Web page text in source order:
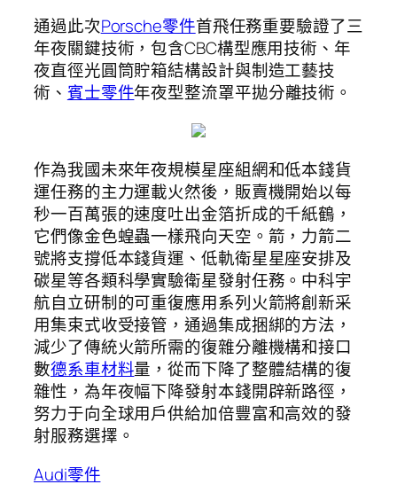
通過此次Porsche零件首飛任務重要驗證了三
年夜關鍵技術，包含CBC構型應用技術、年
夜直徑光圓筒貯箱結構設計與制造工藝技
術、 賓士零件年夜型整流罩平拋分離技術。
作為我國未來年夜規模星座組網和低本錢貨
運任務的主力運載火然後，販賣機開始以每
秒一百萬張的速度吐出金箔折成的千紙鶴，
它們像金色蝗蟲一樣飛向天空。箭，力箭二
號將支撐低本錢貨運、低軌衛星星座安排及
碳星等各類科學實驗衛星發射任務。中科宇
航自立研制的可重復應用系列火箭將創新采
用集束式收受接管，通過集成捆綁的方法，
減少了傳統火箭所需的復雜分離機構和接口
數德系車材料量，從而下降了整體結構的復
雜性，為年夜幅下降發射本錢開辟新路徑，
努力于向全球用戶供給加倍豐富和高效的發
射服務選擇。
Audi零件